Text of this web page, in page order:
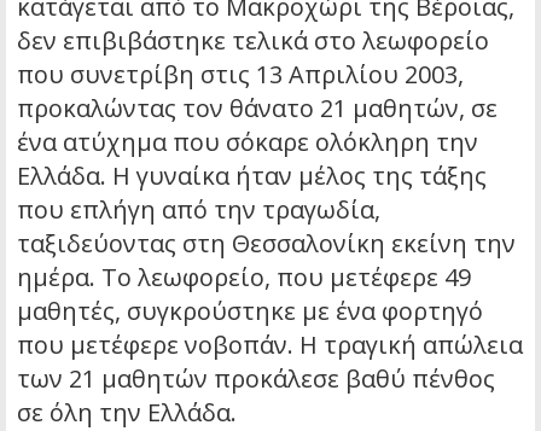
κατάγεται από το Μακροχώρι της Βέροιας,
δεν επιβιβάστηκε τελικά στο λεωφορείο
που συνετρίβη στις 13 Απριλίου 2003,
προκαλώντας τον θάνατο 21 μαθητών, σε
ένα ατύχημα που σόκαρε ολόκληρη την
Ελλάδα. Η γυναίκα ήταν μέλος της τάξης
που επλήγη από την τραγωδία,
ταξιδεύοντας στη Θεσσαλονίκη εκείνη την
ημέρα. Το λεωφορείο, που μετέφερε 49
μαθητές, συγκρούστηκε με ένα φορτηγό
που μετέφερε νοβοπάν. Η τραγική απώλεια
των 21 μαθητών προκάλεσε βαθύ πένθος
σε όλη την Ελλάδα.